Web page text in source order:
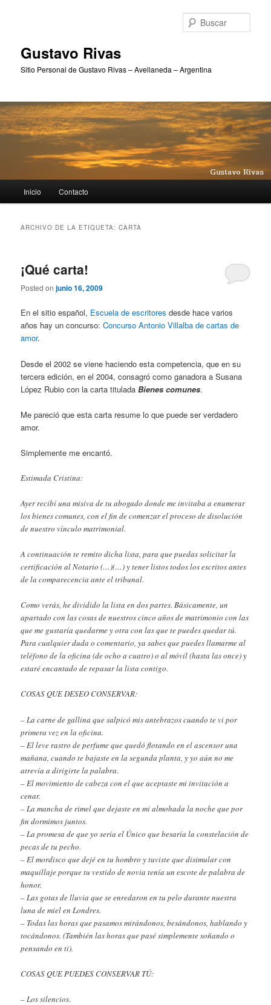
Gustavo Rivas
Sitio Personal de Gustavo Rivas – Avellaneda – Argentina
principal
Inicio Contacto
ARCHIVO DE LA ETIQUETA:CARTA
¡Qué carta!
Posted onjunio 16, 2009
En el sitio español, Escuela de escritores desde hace varios
años hay un concurso:Concurso Antonio Villalba de cartas de
amor.
Desde el 2002 se viene haciendo esta competencia, que en su
tercera edición, en el 2004, consagró como ganadora a Susana
López Rubio con la carta tituladaBienes comunes.
Me pareció que esta carta resume lo que puede ser verdadero
amor.
Simplemente me encantó.
Estimada Cristina:
Ayer recibí una misiva de tu abogado donde me invitaba a enumerar
los bienes comunes, con el fin de comenzar el proceso de disolución
de nuestro vínculo matrimonial.
A continuación te remito dicha lista, para que puedas solicitar la
certificación al Notario (…)(…) y tener listos todos los escritos antes
de la comparecencia ante el tribunal.
Como verás, he dividido la lista en dos partes. Básicamente, un
apartado con las cosas de nuestros cinco años de matrimonio con las
que me gustaría quedarme y otra con las que te puedes quedar tú.
Para cualquier duda o comentario, ya sabes que puedes llamarme al
teléfono de la oficina (de ocho a cuatro) o al móvil (hasta las once) y
estaré encantado de repasar la lista contigo.
COSAS QUE DESEO CONSERVAR:
– La carne de gallina que salpicó mis antebrazos cuando te vi por
primera vez en la oficina.
– El leve rastro de perfume que quedó flotando en el ascensor una
mañana, cuando te bajaste en la segunda planta, y yo aún no me
atrevía a dirigirte la palabra.
– El movimiento de cabeza con el que aceptaste mi invitación a
cenar.
– La mancha de rimel que dejaste en mi almohada la noche que por
fin dormimos juntos.
– La promesa de que yo sería el Único que besaría la constelación de
pecas de tu pecho.
– El mordisco que dejé en tu hombro y tuviste que disimular con
maquillaje porque tu vestido de novia tenía un escote de palabra de
honor.
– Las gotas de lluvia que se enredaron en tu pelo durante nuestra
luna de miel en Londres.
– Todas las horas que pasamos mirándonos, besándonos, hablando y
tocándonos. (También las horas que pasé simplemente soñando o
pensando en ti).
COSAS QUE PUEDES CONSERVAR TÚ:
– Los silencios.